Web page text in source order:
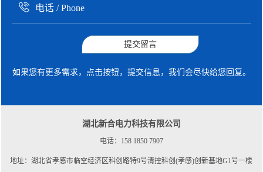
提交留言
如果您有更多需求，点击按钮，提交信息，我们会尽快给您回复。
湖北新合电力科技有限公司
电话：158 1850 7907
地址：湖北省孝感市临空经济区科创路特9号清控科创(孝感)创新基地G1号一楼